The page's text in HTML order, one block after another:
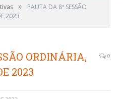
»
PAUTA DA 8ª SESSÃO
2023
ORDINÁRIA,
2023
0